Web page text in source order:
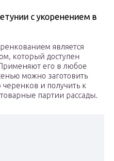
с укоренением в
является
который доступен
его в любое
можно заготовить
черенков и получить к
партии рассады.